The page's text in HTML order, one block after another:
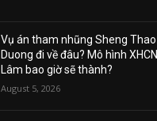
Vụ án tham nhũng Sheng Thao
Duong đi về đâu? Mô hình
Lâm bao giờ sẽ thành?
August 5, 2026